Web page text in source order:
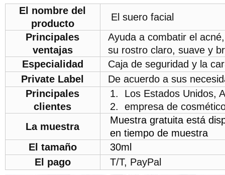
El nombre del
producto
El suero facial
Principales
ventajas
Ayuda a combatir el
su rostro claro, suave y
Especialidad
Caja de seguridad y la
Private Label
De acuerdo a sus
Principales
clientes
1. Los Estados Unidos,
2.
empresa de
La muestra
Muestra gratuita está
en tiempo de muestra
El tamaño
30ml
El pago
T/T, PayPal